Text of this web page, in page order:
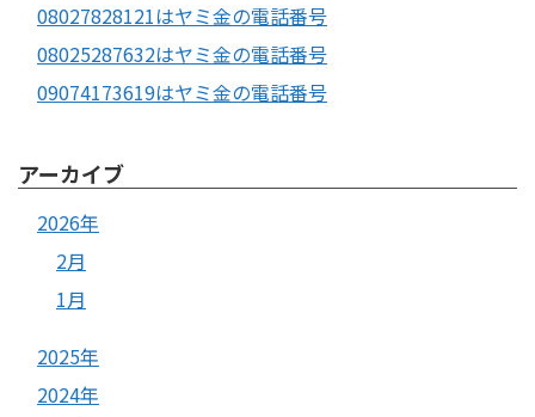
08027828121はヤミ金の電話番号
08025287632はヤミ金の電話番号
09074173619はヤミ金の電話番号
アーカイブ
2026年
2月
1月
2025年
2024年